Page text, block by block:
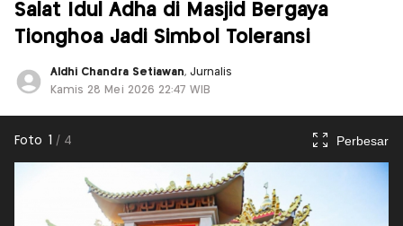
Salat Idul Adha di Masjid Bergaya
Tionghoa Jadi Simbol Toleransi
Aldhi Chandra Setiawan, Jurnalis
Kamis 28 Mei 2026 22:47 WIB
Foto 1 / 4 Perbesar